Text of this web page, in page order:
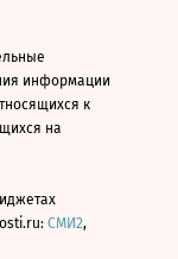
информации
к
на
СМИ2,